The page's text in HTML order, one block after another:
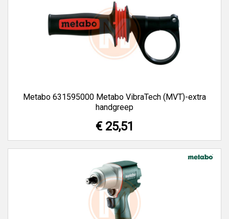
Metabo 631595000 Metabo VibraTech (MVT)-extra
handgreep
€ 25,51